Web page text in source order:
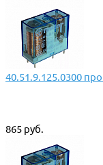
40.51.9.125.0300
865 руб.